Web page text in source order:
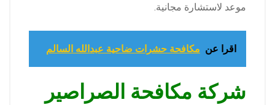
موعد لاستشارة مجانية.
اقرا عن مكافحة حشرات ضاحية عبدالله السالم
شركة مكافحة الصراصير